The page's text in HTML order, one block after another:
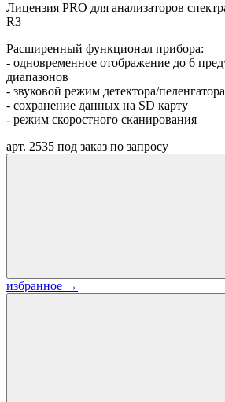
Лицензия PRO для анализаторов
R3
Расширенный функционал прибора:
- одновременное отображение до 6
диапазонов
- звуковой режим детектора/пеленгатора
- сохранение данных на SD карту
- режим скоростного сканирования
арт. 2535 под заказ по запросу
избранное →